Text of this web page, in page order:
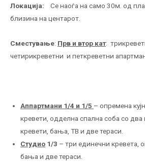
Локација: Се наоѓа на само 30м. од
близина на центарот.
Сместување: Прв и втор кат:
четирикреветни и петкреветни
Аппартмани 1/4 и 1/5 – опремена
кревети, одделна спална соба со
кревети, бања, ТВ и две тераси.
Студио 1/3 – три единечни кревета,
бања и две тераси.